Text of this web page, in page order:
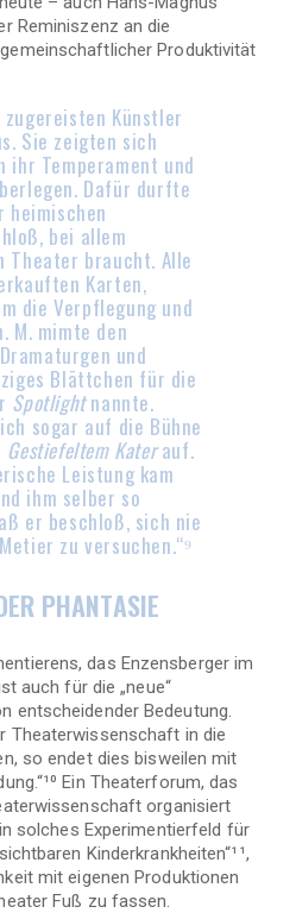
Reminiszenz an die
Produktivität
Künstler
Sie zeigten sich
ihr Temperament und
Dafür durfte
heimischen
bei allem
Theater braucht. Alle
Karten,
die Verpflegung und
M. mimte den
und
Blättchen für die
Spotlightnannte.
sogar auf die Bühne
Gestiefeltem Katerauf.
Leistung kam
ihm selber so
er beschloß, sich nie
zu versuchen.“⁹
PHANTASIE
das Enzensberger im
auch für die „neue“
entscheidender Bedeutung.
Theaterwissenschaft in die
so endet dies bisweilen mit
Ein Theaterforum, das
organisiert
solches Experimentierfeld für
Kinderkrankheiten“¹¹,
mit eigenen Produktionen
Fuß zu fassen.